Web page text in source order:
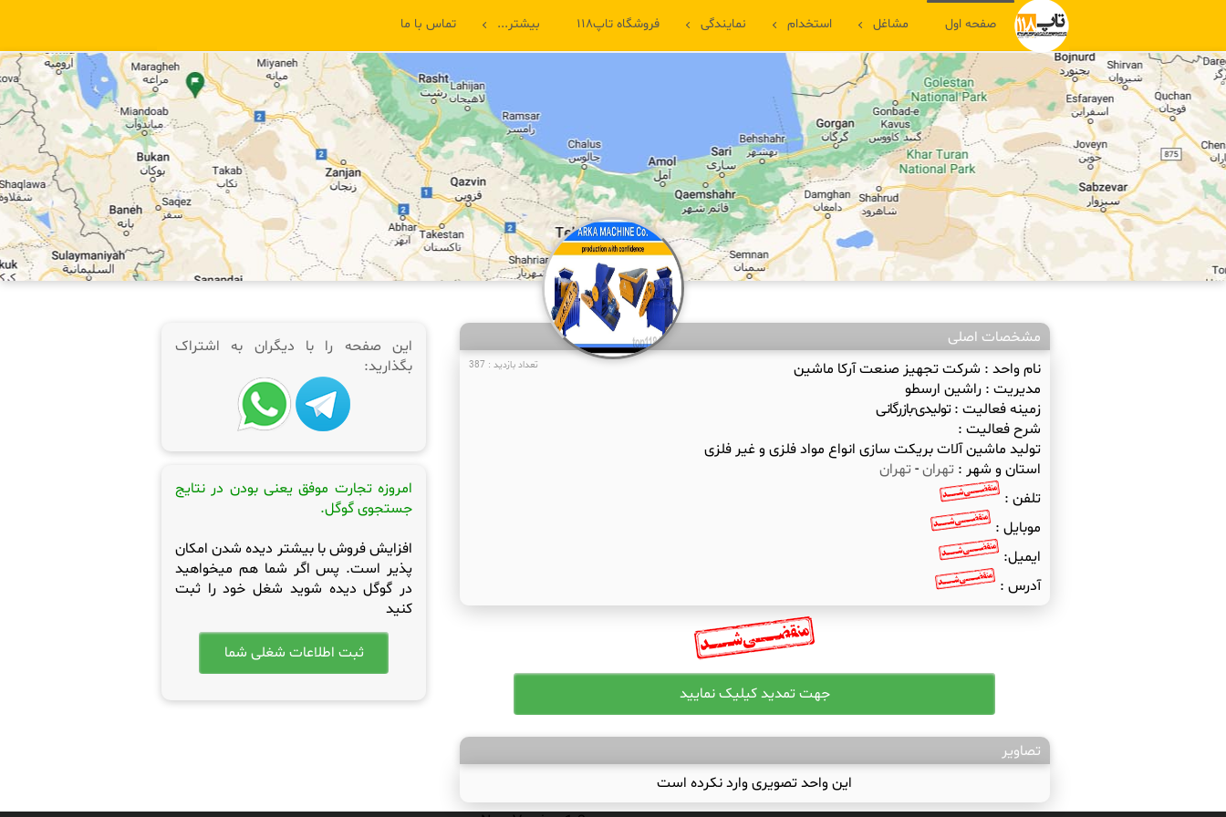
صفحه اول مشاغل استخدام نمایندگی فروشگاه تاپ۱۱۸ بیشتر... تماس با ما
مشخصات اصلی
تعداد بازدید : 387 نام واحد : شرکت تجهیز صنعت آرکا ماشین
مدیریت :راشین ارسطو
زمینه فعالیت :تولیدی-بازرگانی
شرح فعالیت :
تولید ماشین آلات بریکت سازی انواع مواد فلزی و غیر فلزی
استان و شهر : تهران- تهران
تلفن :
موبایل :
ایمیل:
آدرس :
تصاویر
این واحد تصویری وارد نکرده است
این صفحه را با دیگران به اشتراک
بگذارید:
امروزه تجارت موفق یعنی بودن در نتایج
جستجوی گوگل.
افزایش فروش با بیشتر دیده شدن امکان
پذیر است. پس اگر شما هم میخواهید
در گوگل دیده شوید شغل خود را ثبت
کنید